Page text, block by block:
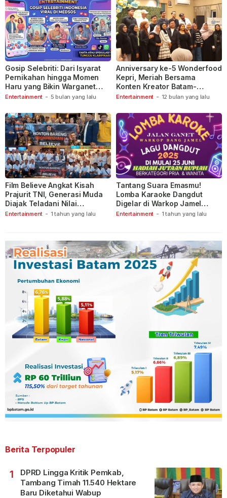
Entertainment - 5 bulan yang lalu
Gosip Selebriti: Dari Isyarat
Pernikahan hingga Momen
Haru yang Bikin Warganet
Berspekulasi
Entertainment - 12 bulan yang lalu
Anniversary ke-5 Wonderfood
Kepri, Meriah Bersama
Konten Kreator Batam-
Tanjungpinang
Entertainment - 1 tahun yang lalu
Film Believe Angkat Kisah
Prajurit TNI, Generasi Muda
Diajak Teladani Nilai
Keberanian
Entertainment - 1 tahun yang lalu
Tantang Suara Emasmu!
Lomba Karaoke Dangdut
Digelar di Warkop Jamel
Ganet
Berita Terpopuler
1
DPRD Lingga Kritik Pemkab,
Tambang Timah 11.540 Hektare
Baru Diketahui Wabup